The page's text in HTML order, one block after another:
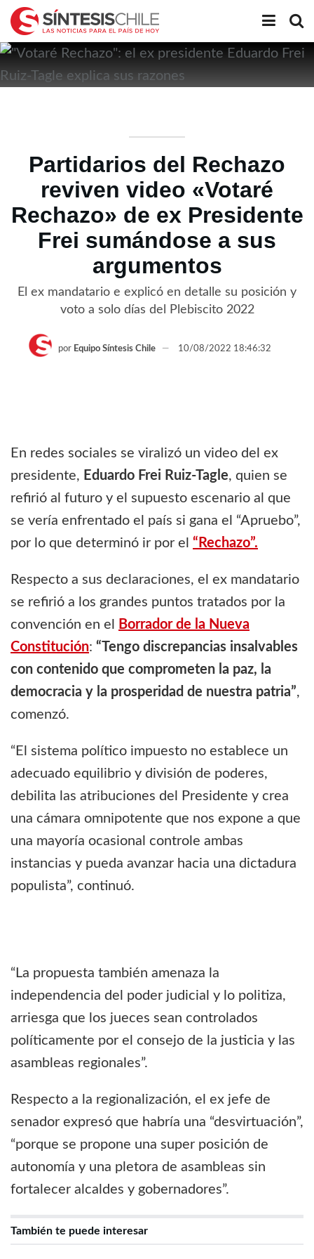
Partidarios del Rechazo
reviven video «Votaré
Rechazo» de ex Presidente
Frei sumándose a sus
argumentos
El ex mandatario e explicó en detalle su posición y
voto a solo días del Plebiscito 2022
por Equipo Síntesis Chile 10/08/2022 18:46:32
En redes sociales se viralizó un video del ex
presidente, Eduardo Frei Ruiz-Tagle, quien se
refirió al futuro y el supuesto escenario al que
se vería enfrentado el país si gana el “Apruebo”,
por lo que determinó ir por el “Rechazo”.
Respecto a sus declaraciones, el ex mandatario
se refirió a los grandes puntos tratados por la
convención en el
Borrador de la Nueva
Constitución: “Tengo discrepancias insalvables
con contenido que comprometen la paz, la
democracia y la prosperidad de nuestra patria”,
comenzó.
“El sistema político impuesto no establece un
adecuado equilibrio y división de poderes,
debilita las atribuciones del Presidente y crea
una cámara omnipotente que nos expone a que
una mayoría ocasional controle ambas
instancias y pueda avanzar hacia una dictadura
populista”, continuó.
“La propuesta también amenaza la
independencia del poder judicial y lo politiza,
arriesga que los jueces sean controlados
políticamente por el consejo de la justicia y las
asambleas regionales”.
Respecto a la regionalización, el ex jefe de
senador expresó que habría una “desvirtuación”,
“porque se propone una super posición de
autonomía y una pletora de asambleas sin
fortalecer alcaldes y gobernadores”.
También te puede interesar